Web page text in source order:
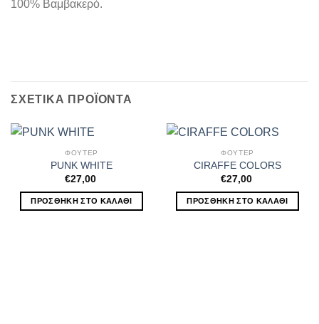
100% Βαμβακερό.
ΣΧΕΤΙΚΆ ΠΡΟΪΌΝΤΑ
ΦΟΥΤΕΡ
PUNK WHITE
€27,00
ΠΡΟΣΘΉΚΗ ΣΤΟ ΚΑΛΆΘΙ
ΦΟΥΤΕΡ
CIRAFFE COLORS
€27,00
ΠΡΟΣΘΉΚΗ ΣΤΟ ΚΑΛΆΘΙ